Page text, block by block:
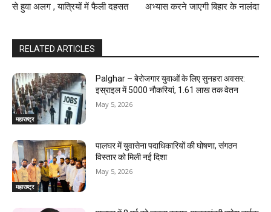
से हुवा अलग , यात्रियों में फैली दहसत
अभ्यास करने जाएगी बिहार के नालंदा
RELATED ARTICLES
महाराष्ट्र
Palghar – बेरोजगार युवाओं के लिए सुनहरा अवसर:
इस्राइल में 5000 नौकरियां, ₹1.61 लाख तक वेतन
May 5, 2026
महाराष्ट्र
पालघर में युवासेना पदाधिकारियों की घोषणा, संगठन
विस्तार को मिली नई दिशा
May 5, 2026